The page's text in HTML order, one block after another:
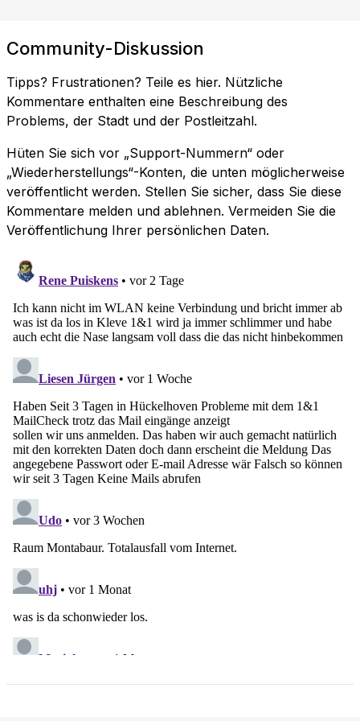
Community-Diskussion
Tipps? Frustrationen? Teile es hier. Nützliche
Kommentare enthalten eine Beschreibung des
Problems, der Stadt und der Postleitzahl.
Hüten Sie sich vor „Support-Nummern“ oder
„Wiederherstellungs“-Konten, die unten möglicherweise
veröffentlicht werden. Stellen Sie sicher, dass Sie diese
Kommentare melden und ablehnen. Vermeiden Sie die
Veröffentlichung Ihrer persönlichen Daten.